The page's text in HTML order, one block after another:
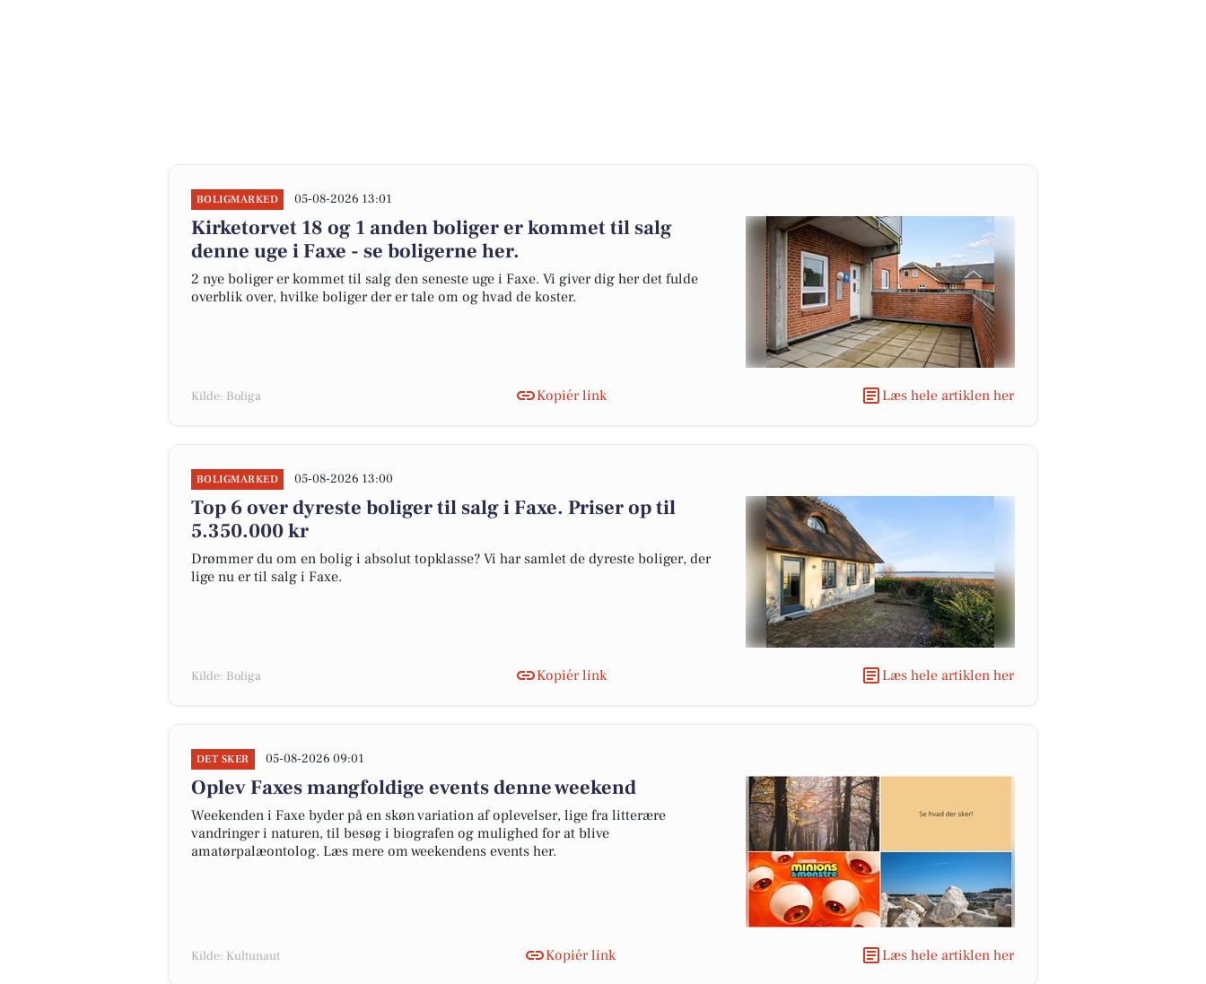
BOLIGMARKED 05-08-2026 13:01
Kirketorvet 18 og 1 anden boliger er kommet til salg
denne uge i Faxe - se boligerne her.
2 nye boliger er kommet til salg den seneste uge i Faxe. Vi giver dig her det fulde
overblik over, hvilke boliger der er tale om og hvad de koster.
Kilde: Boliga Kopiér link Læs hele artiklen her
BOLIGMARKED 05-08-2026 13:00
Top 6 over dyreste boliger til salg i Faxe. Priser op til
5.350.000 kr
Drømmer du om en bolig i absolut topklasse? Vi har samlet de dyreste boliger, der
lige nu er til salg i Faxe.
Kilde: Boliga Kopiér link Læs hele artiklen her
DET SKER 05-08-2026 09:01
Oplev Faxes mangfoldige events denne weekend
Weekenden i Faxe byder på en skøn variation af oplevelser, lige fra litterære
vandringer i naturen, til besøg i biografen og mulighed for at blive
amatørpalæontolog. Læs mere om weekendens events her.
Kilde: Kultunaut Kopiér link Læs hele artiklen her